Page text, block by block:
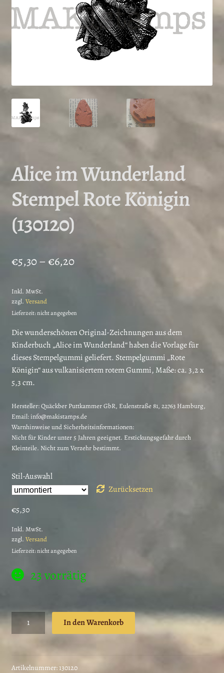
Alice im Wunderland
Stempel Rote Königin
(130120)
€5,30–€6,20Preisspanne:
€6,20
Inkl. MwSt.
zzgl. Versand
Lieferzeit: nicht angegeben
Die wunderschönen Original-Zeichnungen aus dem
Kinderbuch „Alice im Wunderland“ haben die Vorlage für
dieses Stempelgummi geliefert. Stempelgummi „Rote
Königin“ aus vulkanisiertem rotem Gummi, Maße: ca. 3,2 x
5,3 cm.
Hersteller:Quäckber Puttkammer GbR, Eulenstraße 81, 22763 Hamburg,
Email: info@makistamps.de
Warnhinweise und Sicherheitsinformationen:
Nicht für Kinder unter 5 Jahren geeignet. Erstickungsgefahr durch
Kleinteile. Nicht zum Verzehr bestimmt.
Stil-Auswahl
Zurücksetzen
€5,30
Inkl. MwSt.
zzgl. Versand
Lieferzeit: nicht angegeben
23 vorrätig
Alice
Rote
In den Warenkorb
Artikelnummer:130120